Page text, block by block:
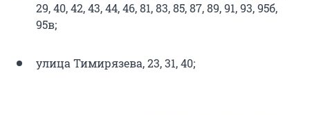
29, 40, 42, 43, 44, 46, 81, 83, 85, 87, 89, 91, 93, 95б,
95в;
улица Тимирязева, 23, 31, 40;